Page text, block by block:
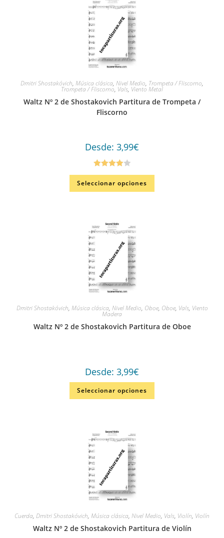
Dmitri Shostakóvich, Música clásica, Nivel Medio, Trompeta / Fliscorno,
Trompeta / Fliscorno, Vals, Viento Metal
Waltz Nº 2 de Shostakovich Partitura de Trompeta /
Fliscorno
Desde: 3,99€
Valorado
en4.00de
Seleccionar opciones
Dmitri Shostakóvich, Música clásica, Nivel Medio, Oboe, Oboe, Vals, Viento
Madera
Waltz Nº 2 de Shostakovich Partitura de Oboe
Desde: 3,99€
Seleccionar opciones
Cuerda, Dmitri Shostakóvich, Música clásica, Nivel Medio, Vals, Violín, Violín
Waltz Nº 2 de Shostakovich Partitura de Violín